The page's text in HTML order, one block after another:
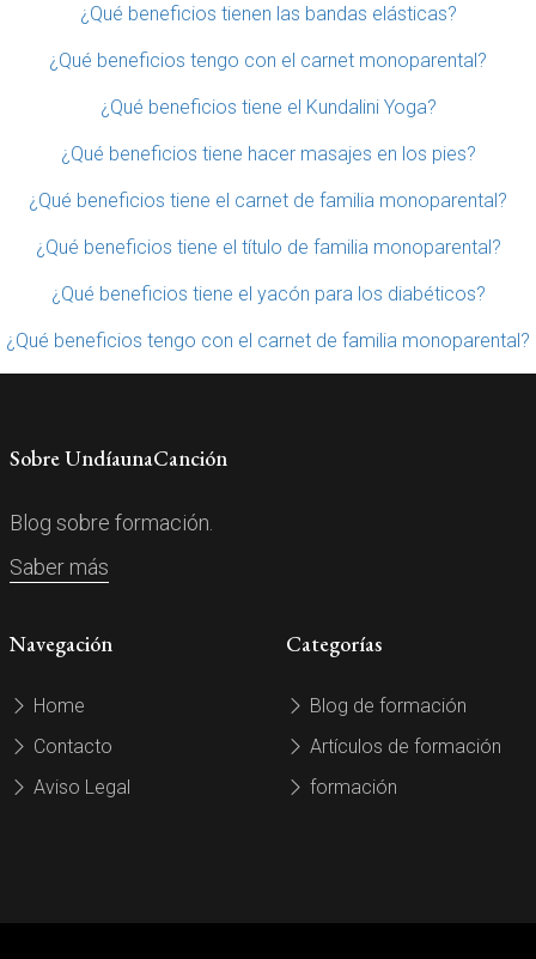
¿Qué beneficios tienen las bandas elásticas?
¿Qué beneficios tengo con el carnet monoparental?
¿Qué beneficios tiene el Kundalini Yoga?
¿Qué beneficios tiene hacer masajes en los pies?
¿Qué beneficios tiene el carnet de familia monoparental?
¿Qué beneficios tiene el título de familia monoparental?
¿Qué beneficios tiene el yacón para los diabéticos?
¿Qué beneficios tengo con el carnet de familia monoparental?
Sobre UndíaunaCanción
Blog sobre formación.
Saber más
Navegación
Home
Contacto
Aviso Legal
Categorías
Blog de formación
Artículos de formación
formación